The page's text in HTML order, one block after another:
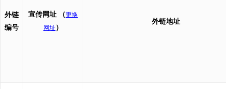
外链
编号
宣传网址 （更换
网址 ）
外链地址